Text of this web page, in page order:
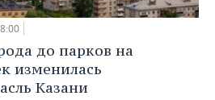
до парков на
изменилась
Казани